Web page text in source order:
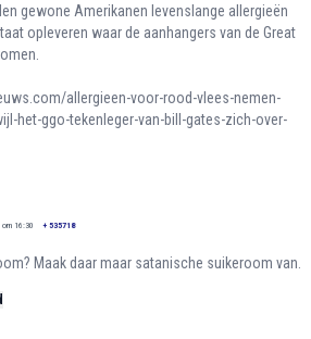
gewone Amerikanen levenslange allergieën
opleveren waar de aanhangers van de Great
allergieen-voor-rood-vlees-nemen-
het-ggo-tekenleger-van-bill-gates-zich-over-
om 16:30 + 535718
Maak daar maar satanische suikeroom van.